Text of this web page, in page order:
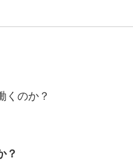
くのか？
？